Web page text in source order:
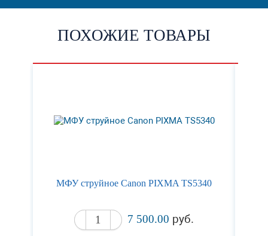
ПОХОЖИЕ ТОВАРЫ
МФУ струйное Canon PIXMA TS5340
7 500.00 руб.